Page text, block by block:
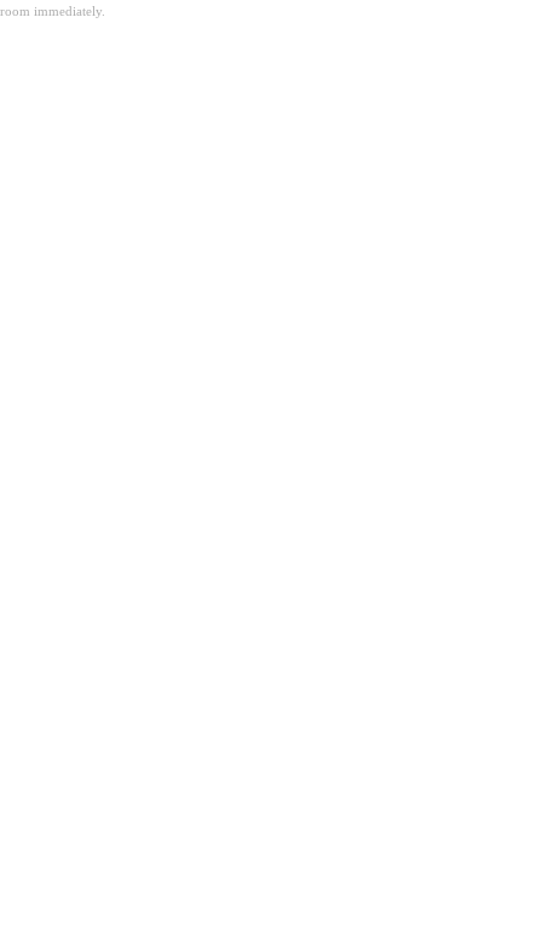
room immediately.